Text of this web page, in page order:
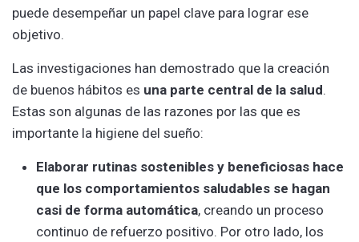
puede desempeñar un papel clave para lograr ese
objetivo.
Las investigaciones han demostrado que la creación
de buenos hábitos es una parte central de la salud.
Estas son algunas de las razones por las que es
importante la higiene del sueño:
Elaborar rutinas sostenibles y beneficiosas hace
que los comportamientos saludables se hagan
casi de forma automática, creando un proceso
continuo de refuerzo positivo. Por otro lado, los